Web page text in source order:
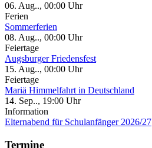
06. Aug.., 00:00 Uhr
Ferien
Sommerferien
08. Aug.., 00:00 Uhr
Feiertage
Augsburger Friedensfest
15. Aug.., 00:00 Uhr
Feiertage
Mariä Himmelfahrt in Deutschland
14. Sep.., 19:00 Uhr
Information
Elternabend für Schulanfänger 2026/27
Termine